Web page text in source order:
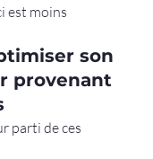
est moins
son
provenant
parti de ces